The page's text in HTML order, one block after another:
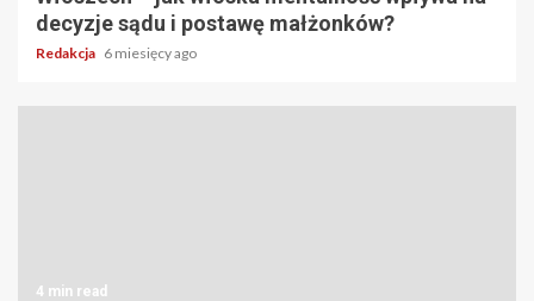
decyzje sądu i postawę małżonków?
Redakcja 6 miesięcy ago
4 min read